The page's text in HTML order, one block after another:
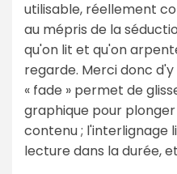
utilisable, réellement
au mépris de la
qu'on lit et qu'on
regarde. Merci donc d'y
« fade » permet de
graphique pour
contenu ; l'interlignage
lecture dans la durée,